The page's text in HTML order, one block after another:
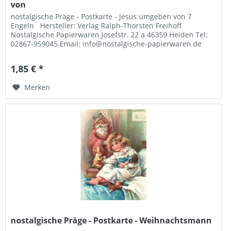
von
nostalgische Präge - Postkarte - Jesus umgeben von 7
Engeln Hersteller: Verlag Ralph-Thorsten Freihoff
Nostalgische Papierwaren Josefstr. 22 a 46359 Heiden Tel:
02867-959045 Email: info@nostalgische-papierwaren.de
1,85 € *
Merken
nostalgische Präge - Postkarte - Weihnachtsmann